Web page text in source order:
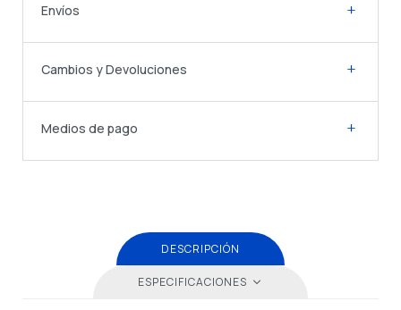
Envíos
Cambios y Devoluciones
Medios de pago
DESCRIPCIÓN
ESPECIFICACIONES